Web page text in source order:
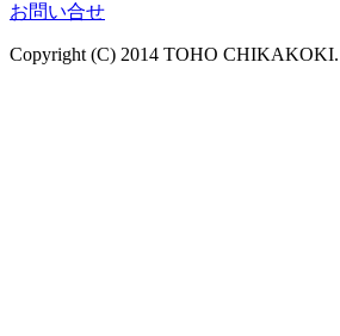
お問い合せ
Copyright (C) 2014 TOHO CHIKAKOKI.